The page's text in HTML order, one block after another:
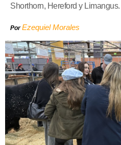
Shorthorn, Hereford y Limangus.
PorEzequiel Morales